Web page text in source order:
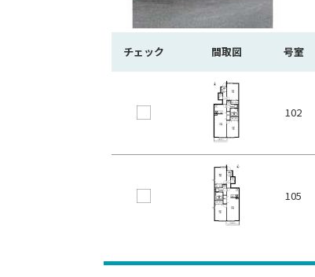
チェック 間取図 号室
102
105